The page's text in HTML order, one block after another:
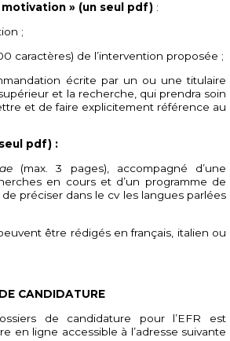
» (un seul pdf) :
;
caractères) de l’intervention proposée ;
écrite par un ou une titulaire
et la recherche, qui prendra soin
et de faire explicitement référence au
seul pdf) :
(max. 3 pages), accompagné d’une
en cours et d’un programme de
préciser dans le cv les langues parlées
être rédigés en français, italien ou
CANDIDATURE
de candidature pour l’EFR est
en ligne accessible à l’adresse suivante